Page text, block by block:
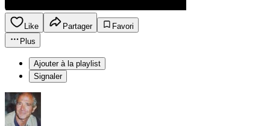
Like Partager
Favori
Plus
Ajouter à la playlist
Signaler